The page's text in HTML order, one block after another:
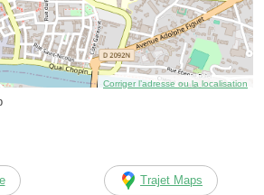
Corriger l’adresse ou la localisation
Trajet Maps